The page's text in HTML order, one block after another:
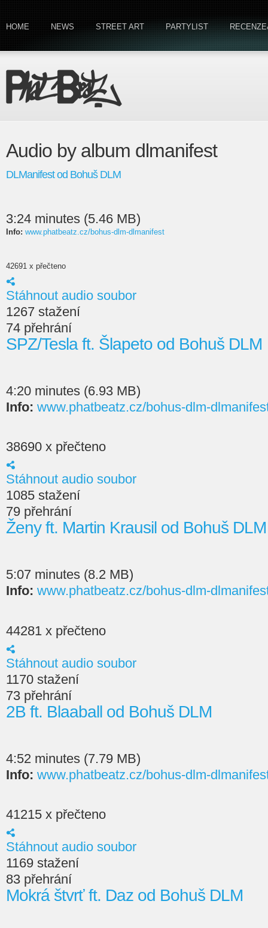
HOME NEWS STREET ART PARTYLIST
Audio by album dlmanifest
DLManifest od Bohuš DLM
3:24 minutes (5.46 MB)
Info: www.phatbeatz.cz/bohus-dlm-dlmanifest
42691 x přečteno
Stáhnout audio soubor
1267 stažení
74 přehrání
SPZ/Tesla ft. Šlapeto od Bohuš DLM
4:20 minutes (6.93 MB)
Info: www.phatbeatz.cz/bohus-dlm-
38690 x přečteno
Stáhnout audio soubor
1085 stažení
79 přehrání
Ženy ft. Martin Krausil od Bohuš DLM
5:07 minutes (8.2 MB)
Info: www.phatbeatz.cz/bohus-dlm-
44281 x přečteno
Stáhnout audio soubor
1170 stažení
73 přehrání
2B ft. Blaaball od Bohuš DLM
4:52 minutes (7.79 MB)
Info: www.phatbeatz.cz/bohus-dlm-
41215 x přečteno
Stáhnout audio soubor
1169 stažení
83 přehrání
Mokrá štvrť ft. Daz od Bohuš DLM